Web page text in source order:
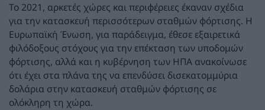
Το 2021, αρκετές χώρες και περιφέρειες έκαναν σχέδια
για την κατασκευή περισσότερων σταθμών φόρτισης. H
Ευρωπαϊκή Ένωση, για παράδειγμα, έθεσε εξαιρετικά
φιλόδοξους στόχους για την επέκταση των υποδομών
φόρτισης, αλλά και η κυβέρνηση των ΗΠΑ ανακοίνωσε
ότι έχει στα πλάνα της να επενδύσει δισεκατομμύρια
δολάρια στην κατασκευή σταθμών φόρτισης σε
ολόκληρη τη χώρα.